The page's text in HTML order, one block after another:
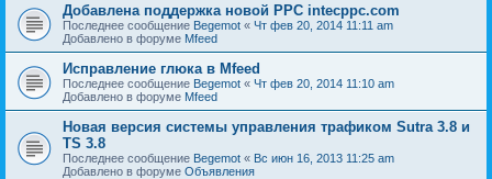
Добавлена поддержка новой PPC intecppc.com
Последнее сообщение Begemot « Чт фев 20, 2014 11:11 am
Добавлено в форуме Mfeed
Исправление глюка в Mfeed
Последнее сообщение Begemot « Чт фев 20, 2014 11:10 am
Добавлено в форуме Mfeed
Новая версия системы управления трафиком Sutra 3.8 и
TS 3.8
Последнее сообщение Begemot « Вс июн 16, 2013 11:25 am
Добавлено в форуме Объявления